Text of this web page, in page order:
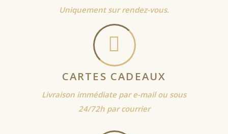
Uniquement sur rendez-vous.
CARTES CADEAUX
Livraison immédiate par e-mail ou sous
24/72h par courrier